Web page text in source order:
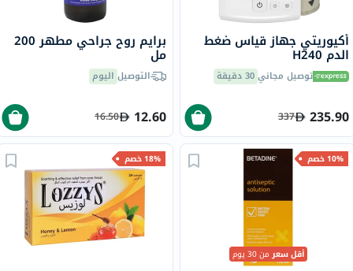
أكيوريتي جهاز قياس ضغط
الدم H240
توصيل مجاني30 دقيقة
235.90
337
برايم روح جراحي مطهر 200
مل
التوصيل اليوم
12.60
16.50
10% خصم
أقل سعرمن 30 يوم
18% خصم